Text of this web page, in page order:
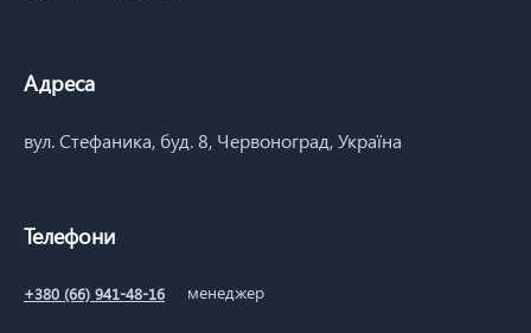
Адреса
вул. Стефаника, буд. 8, Червоноград, Україна
Телефони
+380 (66) 941-48-16 менеджер